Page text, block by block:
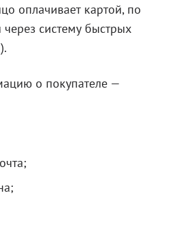
оплачивает картой, по
систему быстрых
о покупателе —